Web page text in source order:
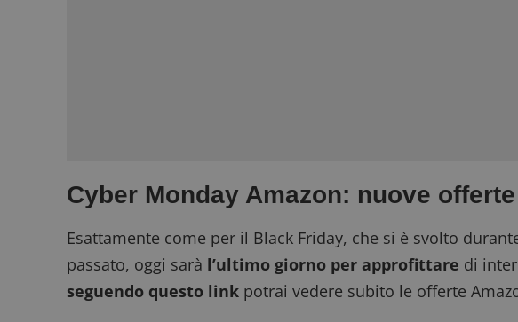
Cyber Monday Amazon: nuove offerte
Esattamente come per il Black Friday, che si è svolto
passato, oggi sarà l’ultimo giorno per approfittare di
seguendo questo link potrai vedere subito le offerte